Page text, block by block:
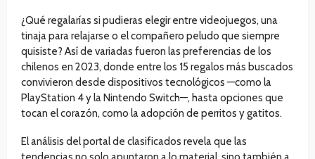
¿Qué regalarías si pudieras elegir entre videojuegos, una
tinaja para relajarse o el compañero peludo que siempre
quisiste? Así de variadas fueron las preferencias de los
chilenos en 2023, donde entre los 15 regalos más buscados
convivieron desde dispositivos tecnológicos —como la
PlayStation 4 y la Nintendo Switch—, hasta opciones que
tocan el corazón, como la adopción de perritos y gatitos.
El análisis del portal de clasificados revela que las